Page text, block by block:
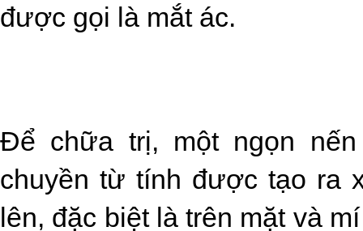
được gọi là mắt ác.
Để chữa trị, một ngọn
chuyền từ tính được tạo ra
lên, đặc biệt là trên mặt và